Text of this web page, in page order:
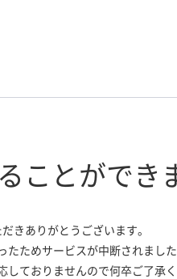
ことができ
きありがとうございます。
たためサービスが中断されました
しておりませんので何卒ご了承く